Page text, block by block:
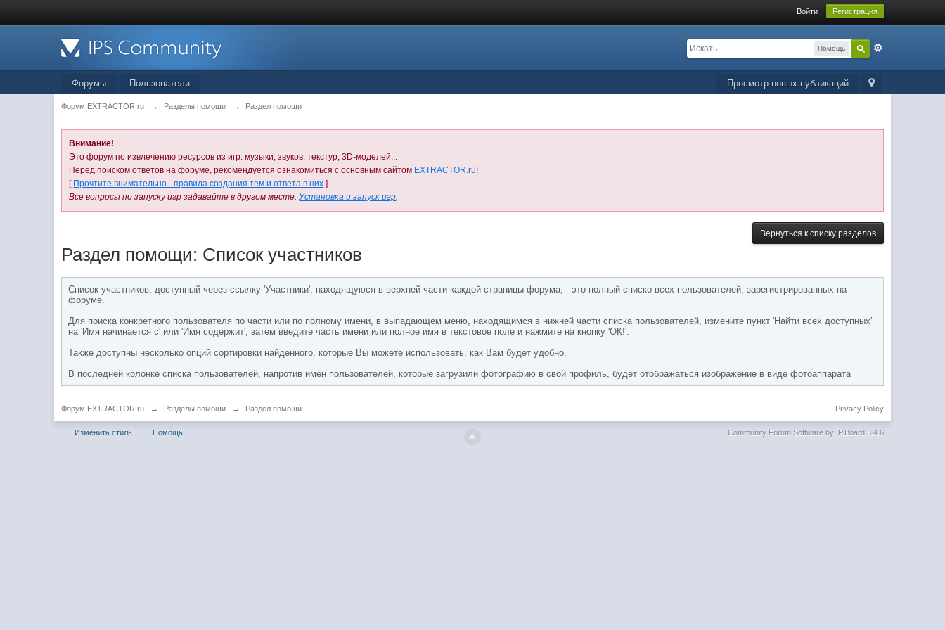
Войти Регистрация
Помощь
Просмотр новых публикаций
Форумы Пользователи
Форум EXTRACTOR.ru → Разделы помощи → Раздел помощи
Внимание!
Это форум по извлечению ресурсов из игр: музыки, звуков, текстур, 3D-моделей...
Перед поиском ответов на форуме, рекомендуется ознакомиться с основным сайтом EXTRACTOR.ru!
[ Прочтите внимательно - правила создания тем и ответа в них ]
Все вопросы по запуску игр задавайте в другом месте:Установка и запуск игр.
Вернуться к списку разделов
Раздел помощи: Список участников
Список участников, доступный через ссылку 'Участники', находящуюся в верхней части каждой страницы форума, - это полный списко всех пользователей, зарегистрированных на
форуме.
Для поиска конкретного пользователя по части или по полному имени, в выпадающем меню, находящимся в нижней части списка пользователей, измените пункт 'Найти всех доступных'
на 'Имя начинается с' или 'Имя содержит', затем введите часть имени или полное имя в текстовое поле и нажмите на кнопку 'ОК!'.
Также доступны несколько опций сортировки найденного, которые Вы можете использовать, как Вам будет удобно.
В последней колонке списка пользователей, напротив имён пользователей, которые загрузили фотографию в свой профиль, будет отображаться изображение в виде фотоаппарата
Форум EXTRACTOR.ru → Разделы помощи → Раздел помощи Privacy Policy
Изменить стиль Помощь Community Forum Software by IP.Board 3.4.6